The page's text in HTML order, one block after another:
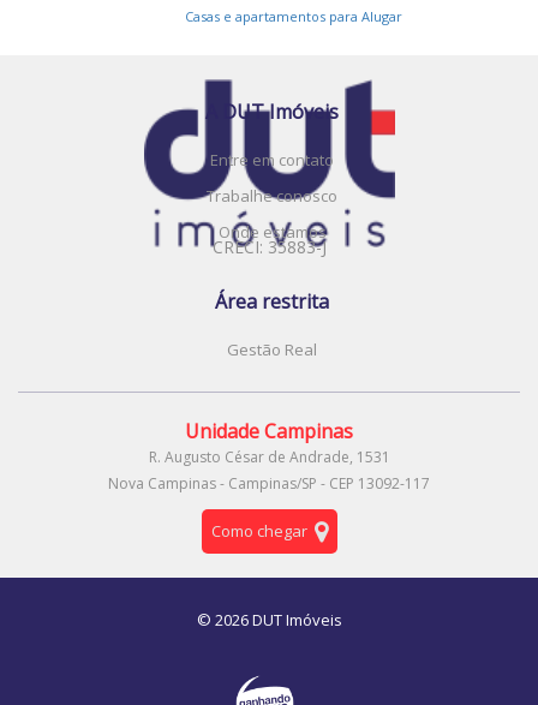
Casas e apartamentos para Alugar
CRECI: 35883-J
A DUT Imóveis
Entre em contato
Trabalhe conosco
Onde estamos
Área restrita
Gestão Real
Unidade Campinas
R. Augusto César de Andrade, 1531
Nova Campinas - Campinas/SP - CEP 13092-117
Como chegar
© 2026 DUT Imóveis